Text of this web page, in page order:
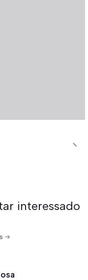
interessado